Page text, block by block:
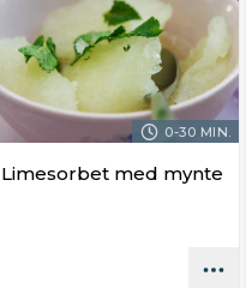
0-30 MIN.
Limesorbet med mynte